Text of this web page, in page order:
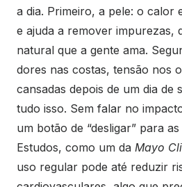
a dia. Primeiro, a pele: o calor
e ajuda a remover impurezas,
natural que a gente ama.
dores nas costas, tensão nos
cansadas depois de um dia de
tudo isso. Sem falar no
um botão de “desligar” para
Estudos, como um da Mayo
uso regular pode até reduzir